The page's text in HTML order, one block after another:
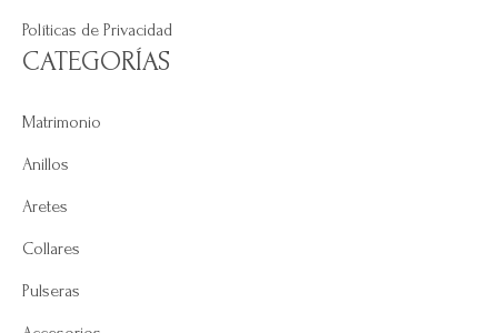
Políticas de Privacidad
CATEGORÍAS
Matrimonio
Anillos
Aretes
Collares
Pulseras